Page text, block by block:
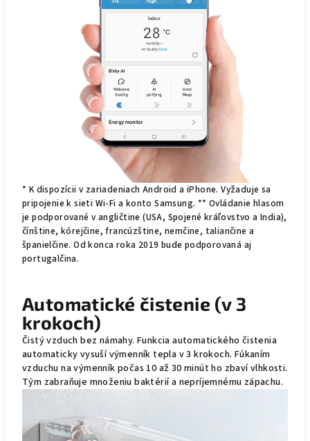
* K dispozícii v zariadeniach Android a iPhone. Vyžaduje sa
pripojenie k sieti Wi-Fi a konto Samsung. ** Ovládanie hlasom
je podporované v angličtine (USA, Spojené kráľovstvo a India),
čínštine, kórejčine, francúzštine, nemčine, taliančine a
španielčine. Od konca roka 2019 bude podporovaná aj
portugalčina.
Automatické čistenie (v 3
krokoch)
Čistý vzduch bez námahy. Funkcia automatického čistenia
automaticky vysuší výmenník tepla v 3 krokoch. Fúkaním
vzduchu na výmenník počas 10 až 30 minút ho zbaví vlhkosti.
Tým zabraňuje množeniu baktérií a nepríjemnému zápachu.